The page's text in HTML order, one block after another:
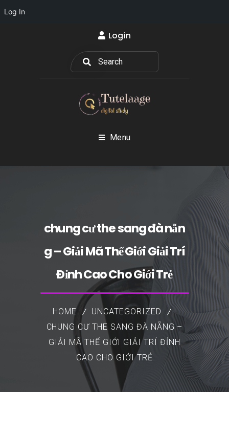
Log In
Login
Menu
chung cư the sang đà nẵn
g – Giải Mã Thế Giới Giải Trí
Đỉnh Cao Cho Giới Trẻ
HOME
UNCATEGORIZED
CHUNG CƯ THE SANG ĐÀ NẴNG –
GIẢI MÃ THẾ GIỚI GIẢI TRÍ ĐỈNH
CAO CHO GIỚI TRẺ